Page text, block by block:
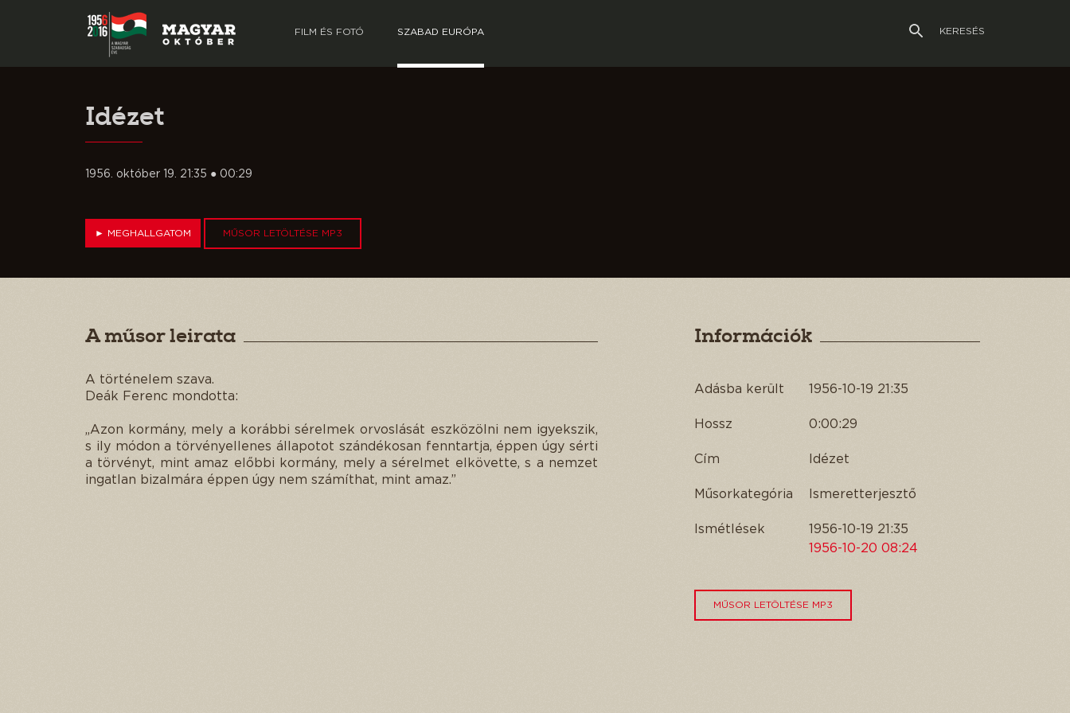
FILM ÉS FOTÓ SZABAD EURÓPA KERESÉS
Idézet
1956. október 19. 21:35 ● 00:29
► MEGHALLGATOM MŰSOR LETÖLTÉSE MP3
A műsor leirata
A történelem szava.
Deák Ferenc mondotta:
„Azon kormány, mely a korábbi sérelmek orvoslását eszközölni nem igyekszik,
s ily módon a törvényellenes állapotot szándékosan fenntartja, éppen úgy sérti
a törvényt, mint amaz előbbi kormány, mely a sérelmet elkövette, s a nemzet
ingatlan bizalmára éppen úgy nem számíthat, mint amaz.”
Információk
Adásba került 1956-10-19 21:35
Hossz 0:00:29
Cím Idézet
Műsorkategória Ismeretterjesztő
Ismétlések
1956-10-19 21:35
1956-10-20 08:24
MŰSOR LETÖLTÉSE MP3